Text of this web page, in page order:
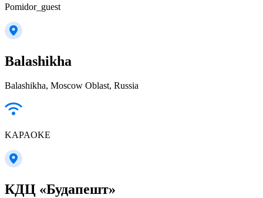
Pomidor_guest
Balashikha
Balashikha, Moscow Oblast, Russia
KAPAOKE
КДЦ «Будапешт»